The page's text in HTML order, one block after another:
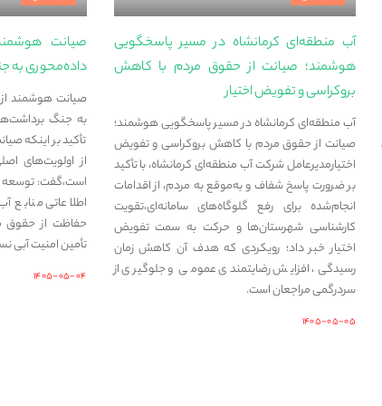
آب منطقه‌ای کرمانشاه در مسیر پاسخگویی
هوشمند؛ صیانت از حقوق مردم با کاهش
بروکراسی و تفویض اختیار
آب منطقه‌ای کرمانشاه در مسیر پاسخگویی هوشمند؛
صیانت از حقوق مردم با کاهش بروکراسی و تفویض
اختیارمدیرعامل شرکت آب منطقه‌ای کرمانشاه، با تأکید
بر ضرورت پاسخ شفاف و به‌موقع به مردم، از اقدامات
انجام‌شده برای رفع گلوگاه‌های سامانه‌ای،تقویت
کارشناسی شهرستان‌ها و حرکت به سمت تفویض
اختیار خبر داد؛ رویکردی که هدف آن کاهش زمان
رسیدگی، افزایش رضایتمندی عمومی و جلوگیری از
سردرگمی مراجعان است.
۱۴۰۵-۰۵-۰۵
صیانت
داده‌محوری به
صیانت هوشمند از
به جنگ
تأکید بر اینکه
از اولویت‌های
است،گفت: توسعه
اطلاعاتی منابع
حفاظت از حقوق
تأمین امنیت آبی
۱۴۰۵-۰۵-۰۴